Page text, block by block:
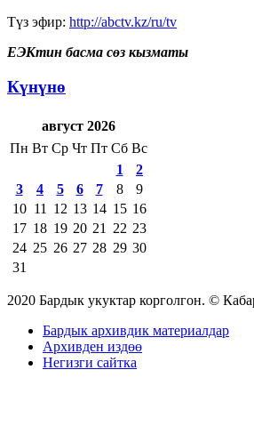
Түз эфир: http://abctv.kz/ru/tv​
ЕЭКтин басма сөз кызматы
Күнүнө
август 2026
Пн Вт Ср Чт Пт Сб Вс
1
2
3
4 5 6 7 8
9
10 11 12 13 14 15 16
17 18 19 20 21 22 23
24 25 26 27 28 29 30
31
2020 Бардык укуктар корголгон. ©
Бардык архивдик материалдар
Архивден издөө
Негизги сайтка